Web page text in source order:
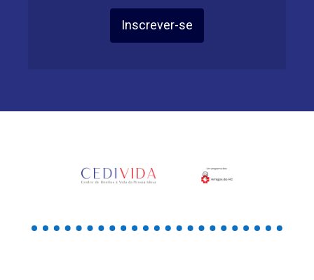
Inscrever-se